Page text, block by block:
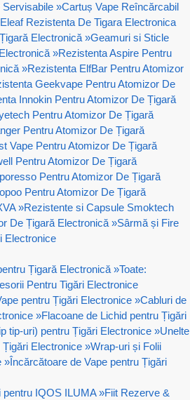
»Cartuș Vape Reîncărcabil
Eleaf Rezistenta De Tigara Electronica
Electronică »Geamuri si Sticle
»Rezistenta Aspire Pentru
»Rezistenta ElfBar Pentru Atomizor
Geekvape Pentru Atomizor De
Innokin Pentru Atomizor De Țigară
Pentru Atomizor De Țigară
Pentru Atomizor De Țigară
Vape Pentru Atomizor De Țigară
Pentru Atomizor De Țigară
Pentru Atomizor De Țigară
Pentru Atomizor De Țigară
»Rezistente si Capsule Smoktech
De Țigară Electronică »Sârmă și Fire
Electronice
Țigară Electronică »Toate:
Pentru Tigări Electronice
pentru Țigări Electronice »Cabluri de
»Flacoane de Lichid pentru Țigări
tip-uri) pentru Țigări Electronice »Unelte
Electronice »Wrap-uri și Folii
»Încărcătoare de Vape pentru Țigări
IQOS ILUMA »Fiit Rezerve &